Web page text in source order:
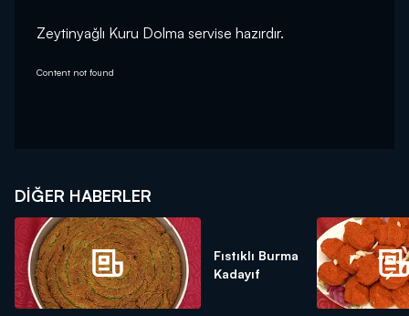
Zeytinyağlı Kuru Dolma servise hazırdır.
Content not found
DIĞER HABERLER
Fıstıklı Burma
Kadayıf